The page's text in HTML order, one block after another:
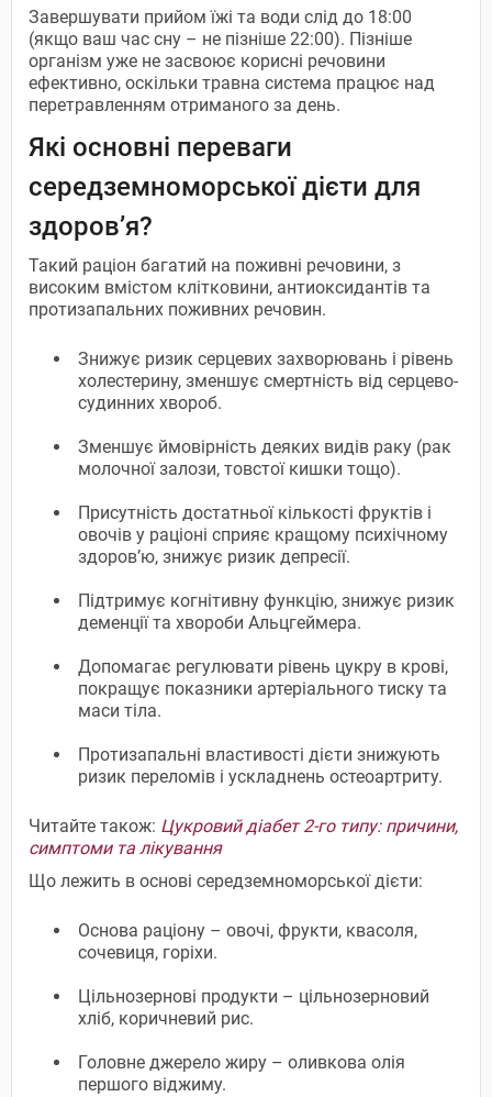
Завершувати прийом їжі та води слід до 18:00
(якщо ваш час сну – не пізніше 22:00). Пізніше
організм уже не засвоює корисні речовини
ефективно, оскільки травна система працює над
перетравленням отриманого за день.
Які основні переваги
середземноморської дієти для
здоров’я?
Такий раціон багатий на поживні речовини, з
високим вмістом клітковини, антиоксидантів та
протизапальних поживних речовин.
Знижує ризик серцевих захворювань і рівень
холестерину, зменшує смертність від серцево-
судинних хвороб.
Зменшує ймовірність деяких видів раку (рак
молочної залози, товстої кишки тощо).
Присутність достатньої кількості фруктів і
овочів у раціоні сприяє кращому психічному
здоров’ю, знижує ризик депресії.
Підтримує когнітивну функцію, знижує ризик
деменції та хвороби Альцгеймера.
Допомагає регулювати рівень цукру в крові,
покращує показники артеріального тиску та
маси тіла.
Протизапальні властивості дієти знижують
ризик переломів і ускладнень остеоартриту.
Читайте також: Цукровий діабет 2-го типу: причини,
симптоми та лікування
Що лежить в основі середземноморської дієти:
Основа раціону – овочі, фрукти, квасоля,
сочевиця, горіхи.
Цільнозернові продукти – цільнозерновий
хліб, коричневий рис.
Головне джерело жиру – оливкова олія
першого віджиму.